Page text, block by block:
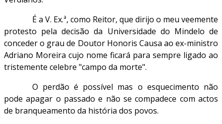
É a V. Ex.ª, como Reitor, que dirijo o meu veemente
protesto pela decisão da Universidade do Mindelo de
conceder o grau de Doutor Honoris Causa ao ex-ministro
Adriano Moreira cujo nome ficará para sempre ligado ao
tristemente celebre "campo da morte".
O perdão é possível mas o esquecimento não
pode apagar o passado e não se compadece com actos
de branqueamento da história dos povos.